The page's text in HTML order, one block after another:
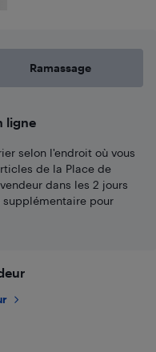
Ramassage
ligne
selon l'endroit où vous
de la Place de
dans les 2 jours
supplémentaire pour